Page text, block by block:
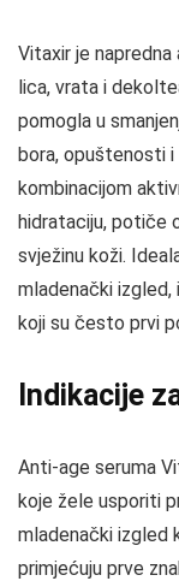
Vitaxir je napredna
lica, vrata i
pomogla u
bora, opuštenosti i
kombinacijom
hidrataciju, potiče
svježinu koži.
mladenački
koji su često prvi
Indikacije
Anti-age seruma
koje žele usporiti
mladenački izgled
primjećuju prve